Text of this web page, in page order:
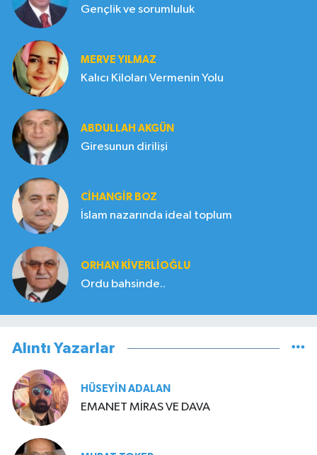
Gençlik ve sorumluluk
MERVE YILMAZ
Kalıcı Kiloları Vermenin Yolu
ABDULLAH AKGÜN
Giresunun dirilişi
CIHANGIR BOZ
İslam nazarında ideal toplum
ORHAN KIVERLIOĞLU
Ordu bahsinde..
Alıntı Yazarlar
HÜSEYIN ADALAN
EMANET MİRAS VE DAVA